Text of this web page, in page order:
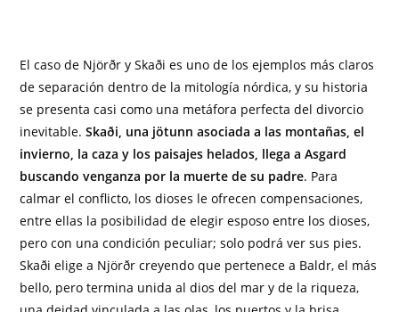
El caso de Njörðr y Skaði es uno de los ejemplos más claros
de separación dentro de la mitología nórdica, y su historia
se presenta casi como una metáfora perfecta del divorcio
inevitable.Skaði, una jötunn asociada a las montañas, el
invierno, la caza y los paisajes helados, llega a Asgard
buscando venganza por la muerte de su padre. Para
calmar el conflicto, los dioses le ofrecen compensaciones,
entre ellas la posibilidad de elegir esposo entre los dioses,
pero con una condición peculiar; solo podrá ver sus pies.
Skaði elige a Njörðr creyendo que pertenece a Baldr, el más
bello, pero termina unida al dios del mar y de la riqueza,